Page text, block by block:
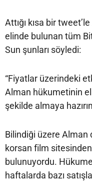
Attığı kısa bir
elinde bulunan tüm
Sun şunları söyledi:
“Fiyatlar üzerindeki
Alman hükumetinin
şekilde almaya
Bilindiği üzere Alman
korsan film
bulunuyordu.
haftalarda bazı